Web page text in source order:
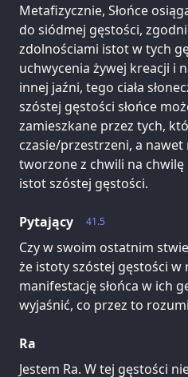
Metafizycznie, Słońce
do siódmej gęstości,
zdolnościami istot w tych
uchwycenia żywej kreacji i
innej jaźni, tego ciała
szóstej gęstości słońce
zamieszkane przez tych,
czasie/przestrzeni, a nawet
tworzone z chwili na
istot szóstej gęstości.
41.5
Pytający
Czy w swoim ostatnim
że istoty szóstej gęstości
manifestację słońca w ich
wyjaśnić, co przez to
Ra
Jestem Ra. W tej gęstości